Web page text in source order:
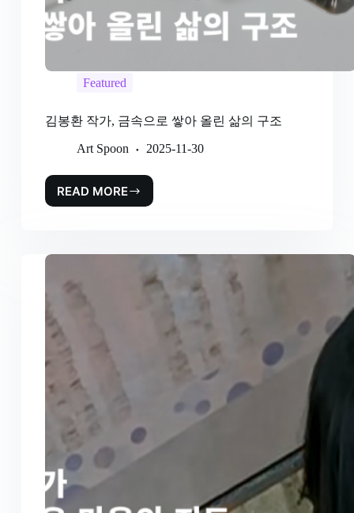
Featured
김봉환 작가, 금속으로 쌓아 올린 삶의 구조
Art Spoon 2025-11-30
READ MORE